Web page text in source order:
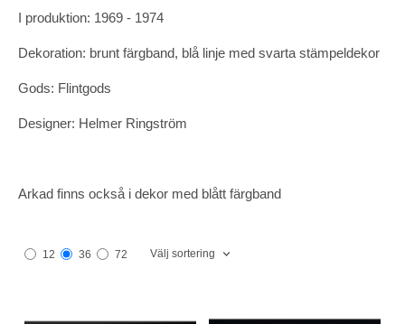
I produktion: 1969 - 1974
Dekoration: brunt färgband, blå linje med svarta stämpeldekor
Gods: Flintgods
Designer: Helmer Ringström
Arkad finns också i dekor med blått färgband
12 36 72 Välj sortering